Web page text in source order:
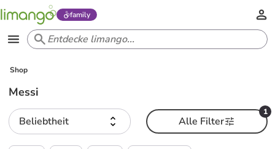
family
Shop
Messi
Beliebtheit
1
Alle Filter